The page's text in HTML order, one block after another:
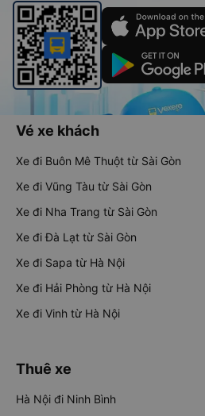
Vé xe khách
Xe đi Buôn Mê Thuột từ Sài Gòn
Xe đi Vũng Tàu từ Sài Gòn
Xe đi Nha Trang từ Sài Gòn
Xe đi Đà Lạt từ Sài Gòn
Xe đi Sapa từ Hà Nội
Xe đi Hải Phòng từ Hà Nội
Xe đi Vinh từ Hà Nội
Thuê xe
Hà Nội đi Ninh Bình